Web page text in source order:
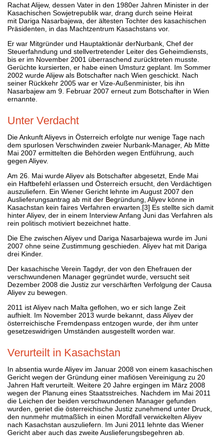
Rachat Alijew, dessen Vater in den 1980er Jahren Minister in der
Kasachischen Sowjetrepublik war, drang durch seine Heirat
mit Dariga Nasarbajewa, der ältesten Tochter des kasachischen
Präsidenten, in das Machtzentrum Kasachstans vor.
Er war Mitgründer und Hauptaktionär derNurbank, Chef der
Steuerfahndung und stellvertretender Leiter des Geheimdiensts,
bis er im November 2001 überraschend zurücktreten musste.
Gerüchte kursierten, er habe einen Umsturz geplant. Im Sommer
2002 wurde Alijew als Botschafter nach Wien geschickt. Nach
seiner Rückkehr 2005 war er Vize-Außenminister, bis ihn
Nasarbajew am 9. Februar 2007 erneut zum Botschafter in Wien
ernannte.
Unter Verdacht
Die Ankunft Aliyevs in Österreich erfolgte nur wenige Tage nach
dem spurlosen Verschwinden zweier Nurbank-Manager, Ab Mitte
Mai 2007 ermittelten die Behörden wegen Entführung, auch
gegen Aliyev.
Am 26. Mai wurde Aliyev als Botschafter abgesetzt, Ende Mai
ein Haftbefehl erlassen und Österreich ersucht, den Verdächtigen
auszuliefern. Ein Wiener Gericht lehnte im August 2007 den
Auslieferungsantrag ab mit der Begründung, Aliyev könne in
Kasachstan kein faires Verfahren erwarten.[3] Es stellte sich damit
hinter Aliyev, der in einem Interview Anfang Juni das Verfahren als
rein politisch motiviert bezeichnet hatte.
Die Ehe zwischen Aliyev und Dariga Nasarbajewa wurde im Juni
2007 ohne seine Zustimmung geschieden. Aliyev hat mit Dariga
drei Kinder.
Der kasachische Verein Tagdyr, der von den Ehefrauen der
verschwundenen Manager gegründet wurde, versucht seit
Dezember 2008 die Justiz zur verschärften Verfolgung der Causa
Aliyev zu bewegen.
2011 ist Aliyev nach Malta geflohen, wo er sich lange Zeit
aufhielt. Im November 2013 wurde bekannt, dass Aliyev der
österreichische Fremdenpass entzogen wurde, der ihm unter
gesetzeswidrigen Umständen ausgestellt worden war.
Verurteilt in Kasachstan
In absentia wurde Aliyev im Januar 2008 von einem kasachischen
Gericht wegen der Gründung einer mafiösen Vereinigung zu 20
Jahren Haft verurteilt. Weitere 20 Jahre ergingen im März 2008
wegen der Planung eines Staatsstreiches. Nachdem im Mai 2011
die Leichen der beiden verschwundenen Manager gefunden
wurden, geriet die österreichische Justiz zunehmend unter Druck,
den nunmehr mutmaßlich in einen Mordfall verwickelten Aliyev
nach Kasachstan auszuliefern. Im Juni 2011 lehnte das Wiener
Gericht aber auch das zweite Auslieferungsbegehren ab.